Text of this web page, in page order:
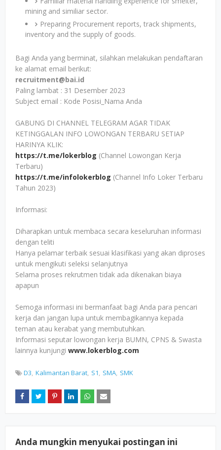
mining and similiar sector.
Preparing Procurement reports, track shipments,
inventory and the supply of goods.
Bagi Anda yang berminat, silahkan melakukan pendaftaran
ke alamat email berikut:
recruitment@bai.id
Paling lambat : 31 Desember 2023
Subject email : Kode Posisi_Nama Anda
GABUNG DI CHANNEL TELEGRAM AGAR TIDAK
KETINGGALAN INFO LOWONGAN TERBARU SETIAP
HARINYA KLIK:
https://t.me/lokerblog (Channel Lowongan Kerja
Terbaru)
https://t.me/infolokerblog (Channel Info Loker Terbaru
Tahun 2023)
Informasi:
Diharapkan untuk membaca secara keseluruhan informasi
dengan teliti
Hanya pelamar terbaik sesuai klasifikasi yang akan diproses
untuk mengikuti seleksi selanjutnya
Selama proses rekrutmen tidak ada dikenakan biaya
apapun
Semoga informasi ini bermanfaat bagi Anda para pencari
kerja dan jangan lupa untuk membagikannya kepada
teman atau kerabat yang membutuhkan.
Informasi seputar lowongan kerja BUMN, CPNS & Swasta
lainnya kunjungi www.lokerblog.com
D3 Kalimantan Barat S1 SMA SMK
Anda mungkin menyukai postingan ini